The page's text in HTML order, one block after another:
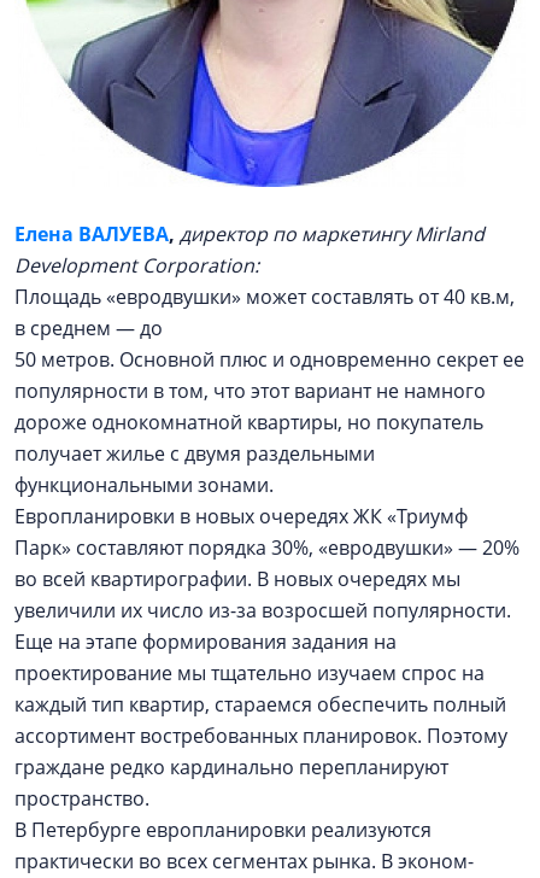
Елена ВАЛУЕВА, директор по маркетингу Mirland
Development Corporation:
Площадь «евродвушки» может составлять от 40 кв.м,
в среднем — до
50 метров. Основной плюс и одновременно секрет ее
популярности в том, что этот вариант не намного
дороже однокомнатной квартиры, но покупатель
получает жилье с двумя раздельными
функциональными зонами.
Европланировки в новых очередях ЖК «Триумф
Парк» составляют порядка 30%, «евродвушки» — 20%
во всей квартирографии. В новых очередях мы
увеличили их число из-за возросшей популярности.
Еще на этапе формирования задания на
проектирование мы тщательно изучаем спрос на
каждый тип квартир, стараемся обеспечить полный
ассортимент востребованных планировок. Поэтому
граждане редко кардинально перепланируют
пространство.
В Петербурге европланировки реализуются
практически во всех сегментах рынка. В эконом-